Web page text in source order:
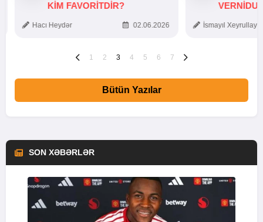
KIM FAVORITDIR?
Hacı Heydər 02.06.2026 İsmayıl
1 2 3 4 5 6 7
Bütün Yazılar
SON XƏBƏRLƏR